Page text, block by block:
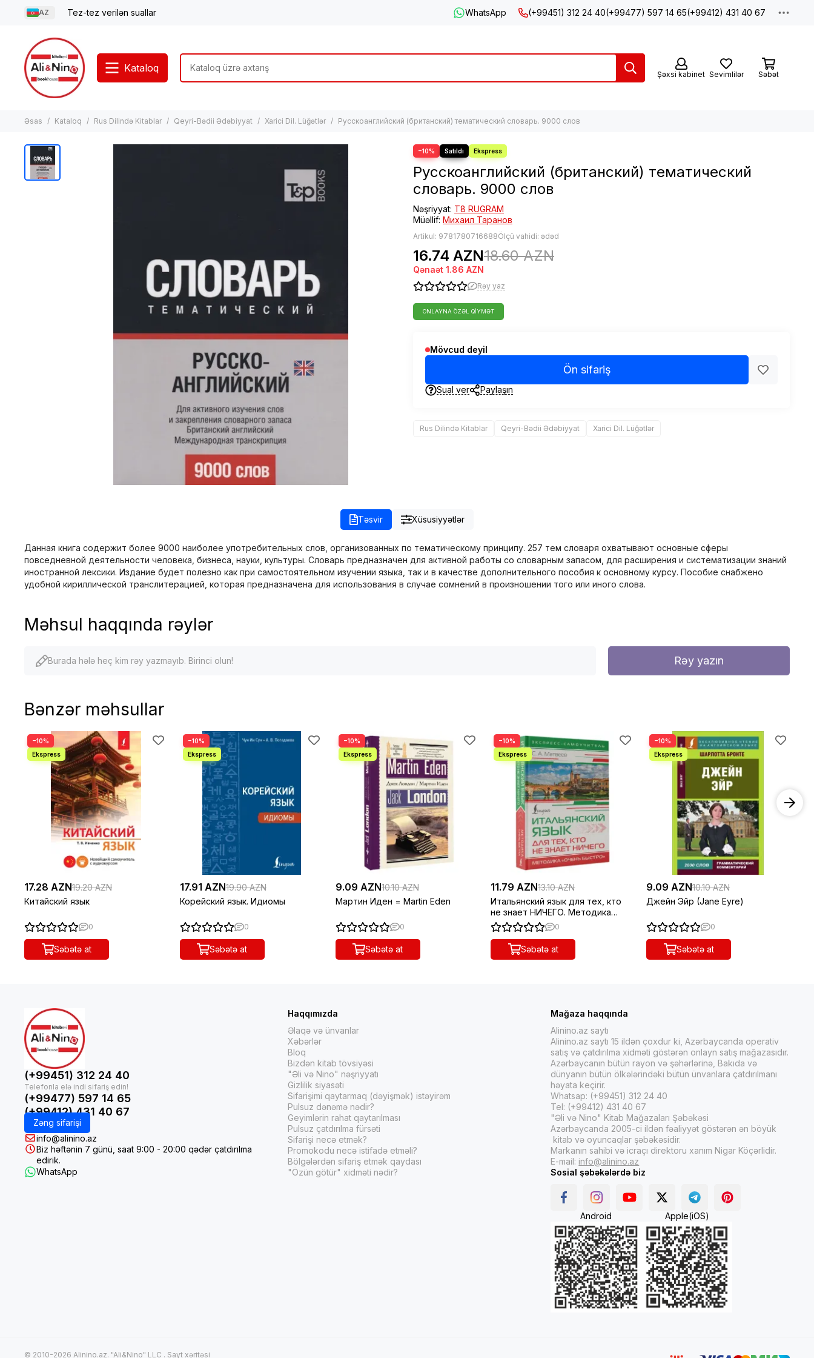
AZ Tez-tez verilən suallar WhatsApp (+99451) 312 24 40(+99477) 597 14 65(+99412) 431 40 67
Kataloq
Şəxsi kabinet Sevimlilər Səbət
Əsas Kataloq Rus Dilində Kitablar Qeyri-Bədii Ədəbiyyat Xarici Dil. Lüğətlər Русскоанглийский (британский) тематический словарь. 9000 слов
−10%
Русскоанглийский (британский) тематический
словарь. 9000 слов
Nəşriyyat: Т8 RUGRAM
Müəllif: Михаил Таранов
Artikul: 9781780716688Ölçü vahidi: ədəd
16.74 AZN18.60 AZN
Qənaət 1.86 AZN
Rəy yaz
ONLAYNA ÖZƏL QIYMƏT
Mövcud deyil
Ön sifariş
Sual ver Paylaşın
Rus Dilində Kitablar Qeyri-Bədii Ədəbiyyat Xarici Dil. Lüğətlər
Təsvir Xüsusiyyətlər
Данная книга содержит более 9000 наиболее употребительных слов, организованных по тематическому принципу. 257 тем словаря охватывают основные сферы
повседневной деятельности человека, бизнеса, науки, культуры. Словарь предназначен для активной работы со словарным запасом, для расширения и систематизации знаний
иностранной лексики. Издание будет полезно как при самостоятельном изучении языка, так и в качестве дополнительного пособия к основному курсу. Пособие снабжено
удобной кириллической транслитерацией, которая предназначена для использования в случае сомнений в произношении того или иного слова.
Məhsul haqqında rəylər
Burada hələ heç kim rəy yazmayıb. Birinci olun! Rəy yazın
Bənzər məhsullar
−10%
17.28 AZN19.20 AZN
Китайский язык
0
Səbətə at
−10%
17.91 AZN19.90 AZN
Корейский язык. Идиомы
0
Səbətə at
−10%
9.09 AZN10.10 AZN
Мартин Иден = Martin Eden
0
Səbətə at
−10%
11.79 AZN13.10 AZN
Итальянский язык для тех, кто
не знает НИЧЕГО. Методика
"Очень быстро"
0
Səbətə at
−10%
9.09 AZN10.10 AZN
Джейн Эйр (Jane Eyre)
0
Səbətə at
(+99451) 312 24 40
(+99477) 597 14 65
(+99412) 431 40 67
Zəng sifarişi
info@alinino.az
Biz həftənin 7 günü, saat 9:00 - 20:00 qədər çatdırılma
edirik.
WhatsApp
Haqqımızda
Əlaqə və ünvanlar
Xəbərlər
Bloq
Bizdən kitab tövsiyəsi
"Əli və Nino" nəşriyyatı
Gizlilik siyasəti
Sifarişimi qaytarmaq (dəyişmək) istəyirəm
Pulsuz dənəmə nədir?
Geyimlərin rahat qaytarılması
Pulsuz çatdırılma fürsəti
Sifarişi necə etmək?
Promokodu necə istifadə etməli?
Bölgələrdən sifariş etmək qaydası
"Özün götür" xidməti nədir?
Mağaza haqqında
Alinino.az saytı
Alinino.az saytı 15 ildən çoxdur ki, Azərbaycanda operativ
satış və çatdırılma xidməti göstərən onlayn satış mağazasıdır.
Azərbaycanın bütün rayon və şəhərlərinə, Bakıda və
dünyanın bütün ölkələrindəki bütün ünvanlara çatdırılmanı
həyata keçirir.
Whatsap: (+99451) 312 24 40
Tel: (+99412) 431 40 67
"Əli və Nino" Kitab Mağazaları Şəbəkəsi
Azərbaycanda 2005-ci ildən fəaliyyət göstərən ən böyük
kitab və oyuncaqlar şəbəkəsidir.
Markanın sahibi və icraçı direktoru xanım Nigar Köçərlidir.
E-mail: info@alinino.az
Sosial şəbəkələrdə biz
Android Apple(iOS)
© 2010-2026 Alinino.az. "Ali&Nino" LLC . Sayt xəritəsi